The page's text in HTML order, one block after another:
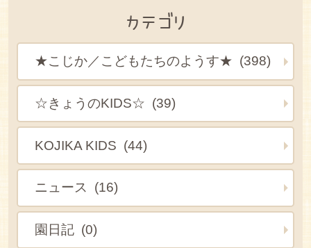
カテゴリ
★こじか／こどもたちのようす★ (398)
☆きょうのKIDS☆ (39)
KOJIKA KIDS (44)
ニュース (16)
園日記 (0)